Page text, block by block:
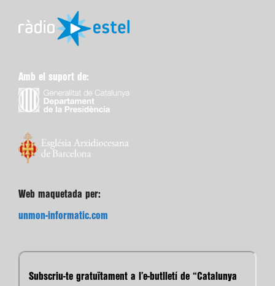
Amb el suport de:
Web maquetada per:
unmon-informatic.com
Subscriu-te gratuïtament a l’e-butlletí de “Catalunya